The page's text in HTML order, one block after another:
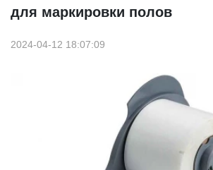
для маркировки полов
2024-04-12 18:07:09